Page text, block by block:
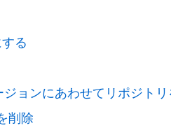
る
ョンにあわせてリポジトリ
削除